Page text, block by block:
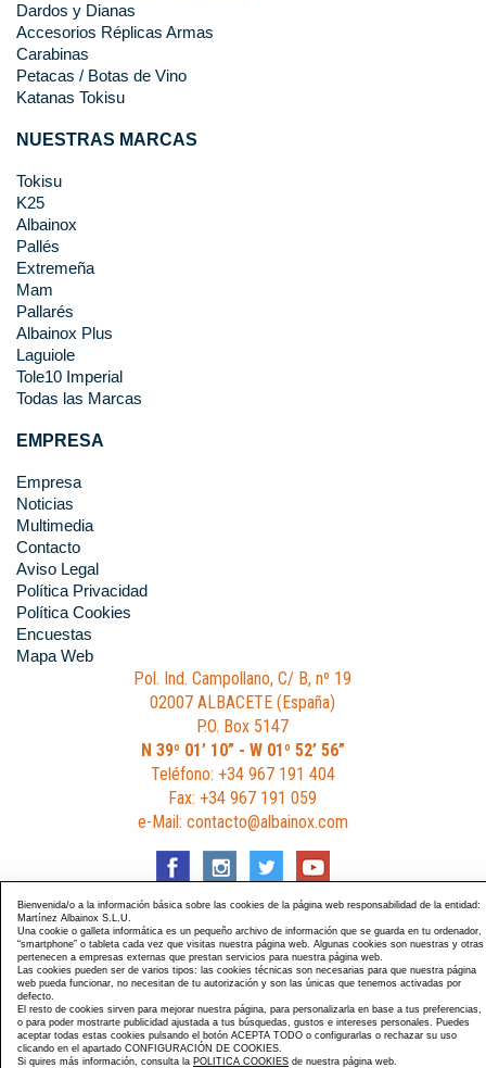
Dardos y Dianas
Accesorios Réplicas Armas
Carabinas
Petacas / Botas de Vino
Katanas Tokisu
NUESTRAS MARCAS
Tokisu
K25
Albainox
Pallés
Extremeña
Mam
Pallarés
Albainox Plus
Laguiole
Tole10 Imperial
Todas las Marcas
EMPRESA
Empresa
Noticias
Multimedia
Contacto
Aviso Legal
Política Privacidad
Política Cookies
Encuestas
Mapa Web
Pol. Ind. Campollano, C/ B, nº 19
02007 ALBACETE (España)
P.O. Box 5147
N 39º 01’ 10” - W 01º 52’ 56”
Teléfono: +34 967 191 404
Fax: +34 967 191 059
e-Mail: contacto@albainox.com
Diseño y Desarrollo web Im3diA comunicación. Esta página
está optimizada para navegadores Chrome, Internet Explorer
9 y Firefox 4.0.
Bienvenida/o a la información básica sobre las cookies de la página web responsabilidad de la entidad:
Martínez Albainox S.L.U.
Una cookie o galleta informática es un pequeño archivo de información que se guarda en tu ordenador,
“smartphone” o tableta cada vez que visitas nuestra página web. Algunas cookies son nuestras y otras
pertenecen a empresas externas que prestan servicios para nuestra página web.
Las cookies pueden ser de varios tipos: las cookies técnicas son necesarias para que nuestra página
web pueda funcionar, no necesitan de tu autorización y son las únicas que tenemos activadas por
defecto.
El resto de cookies sirven para mejorar nuestra página, para personalizarla en base a tus preferencias,
o para poder mostrarte publicidad ajustada a tus búsquedas, gustos e intereses personales. Puedes
aceptar todas estas cookies pulsando el botón ACEPTA TODO o configurarlas o rechazar su uso
clicando en el apartado CONFIGURACIÓN DE COOKIES.
Si quires más información, consulta la POLITICA COOKIES de nuestra página web.